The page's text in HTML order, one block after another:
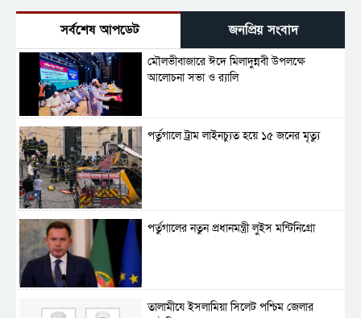
সর্বশেষ আপডেট জনপ্রিয় সংবাদ
মৌলভীবাজারে ঈদে মিলাদুন্নবী উপলক্ষে
আলোচনা সভা ও র‍্যালি
পর্তুগালে ট্রাম লাইনচ্যুত হয়ে ১৫ জনের মৃত্যু
পর্তুগালের নতুন প্রধানমন্ত্রী লুইস মন্টিনিগ্রো
‎তালামীযে ইসলামিয়া সিলেট পশ্চিম জেলার